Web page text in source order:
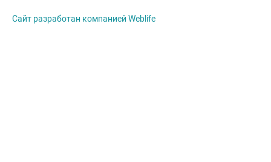
Сайт разработан компанией Weblife